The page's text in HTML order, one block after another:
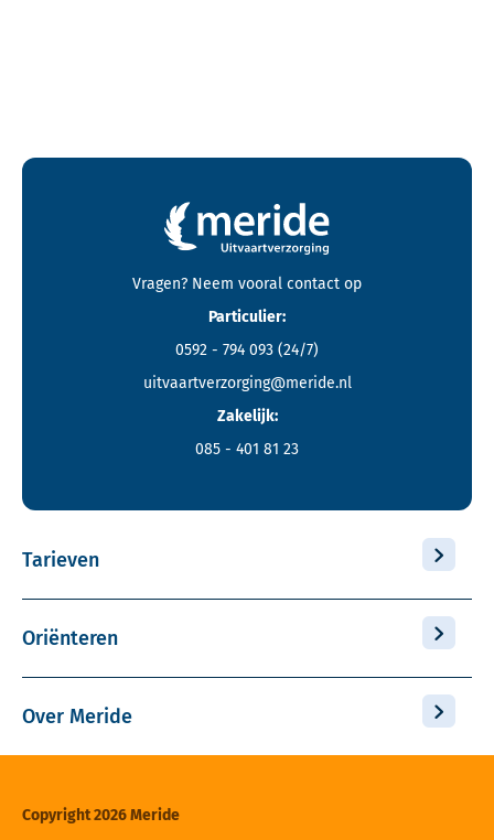
Contactgegevens en footer menu van Meride
Vragen? Neem vooral contact op
Particulier:
0592 - 794 093 (24/7)
uitvaartverzorging@meride.nl
Zakelijk:
085 - 401 81 23
Tarieven
Oriënteren
Over Meride
Copyright 2026 Meride